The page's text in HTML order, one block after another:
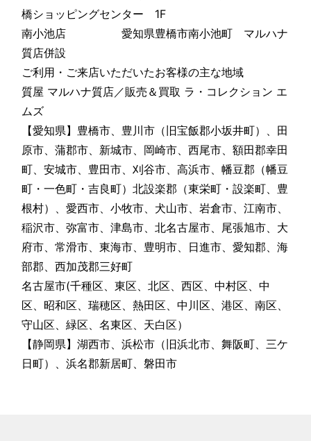
橋ショッピングセンター 1F
南小池店 愛知県豊橋市南小池町 マルハナ
質店併設
ご利用・ご来店いただいたお客様の主な地域
質屋 マルハナ質店／販売＆買取 ラ・コレクション エ
ムズ
【愛知県】豊橋市、豊川市（旧宝飯郡小坂井町）、田
原市、蒲郡市、新城市、岡崎市、西尾市、額田郡幸田
町、安城市、豊田市、刈谷市、高浜市、幡豆郡（幡豆
町・一色町・吉良町）北設楽郡（東栄町・設楽町、豊
根村）、愛西市、小牧市、犬山市、岩倉市、江南市、
稲沢市、弥富市、津島市、北名古屋市、尾張旭市、大
府市、常滑市、東海市、豊明市、日進市、愛知郡、海
部郡、西加茂郡三好町
名古屋市(千種区、東区、北区、西区、中村区、中
区、昭和区、瑞穂区、熱田区、中川区、港区、南区、
守山区、緑区、名東区、天白区）
【静岡県】湖西市、浜松市（旧浜北市、舞阪町、三ケ
日町）、浜名郡新居町、磐田市